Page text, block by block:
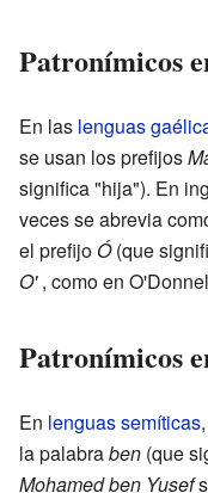
Patronímicos
En las lenguas
se usan los prefijos
significa "hija"). En
veces se abrevia
el prefijo Ó(que
O', como en
Patronímicos
En lenguas semíticas
la palabraben (que
Mohamed ben Yusef